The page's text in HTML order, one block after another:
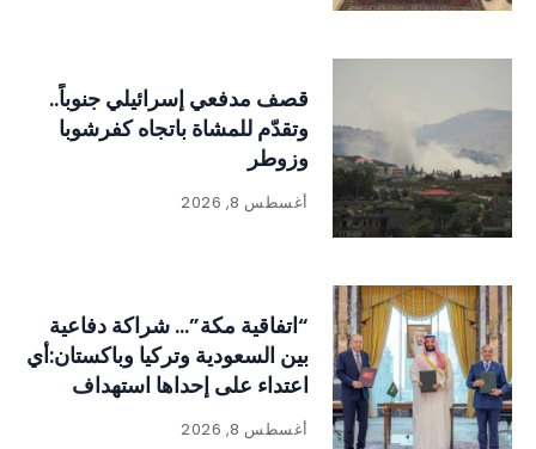
قصف مدفعي إسرائيلي جنوباً..
وتقدّم للمشاة باتجاه كفرشوبا
وزوطر
أغسطس 8, 2026
“اتفاقية مكة”… شراكة دفاعية
بين السعودية وتركيا وباكستان:أي
اعتداء على إحداها استهداف
للدول الثلاث
أغسطس 8, 2026